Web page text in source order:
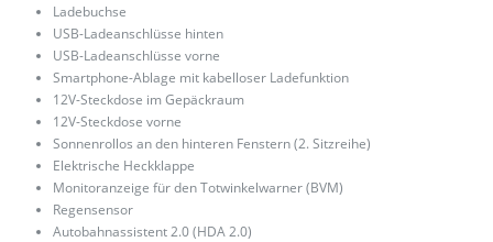
Ladebuchse
USB-Ladeanschlüsse hinten
USB-Ladeanschlüsse vorne
Smartphone-Ablage mit kabelloser Ladefunktion
12V-Steckdose im Gepäckraum
12V-Steckdose vorne
Sonnenrollos an den hinteren Fenstern (2. Sitzreihe)
Elektrische Heckklappe
Monitoranzeige für den Totwinkelwarner (BVM)
Regensensor
Autobahnassistent 2.0 (HDA 2.0)